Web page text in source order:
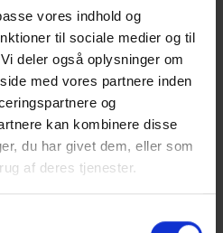
vores indhold og
til sociale medier og til
deler også oplysninger om
med vores partnere inden
og
kan kombinere disse
du har givet dem, eller som
af deres tjenester.
erfarne keramikere og